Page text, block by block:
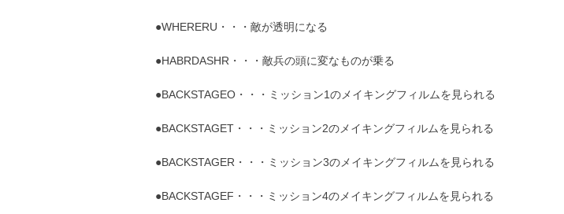
●WHERERU・・・敵が透明になる
●HABRDASHR・・・敵兵の頭に変なものが乗る
●BACKSTAGEO・・・ミッション1のメイキングフィルムを見られる
●BACKSTAGET・・・ミッション2のメイキングフィルムを見られる
●BACKSTAGER・・・ミッション3のメイキングフィルムを見られる
●BACKSTAGEF・・・ミッション4のメイキングフィルムを見られる